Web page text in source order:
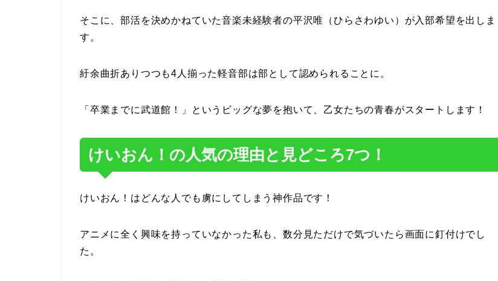
そこに、部活を決めかねていた音楽未経験者の平沢唯（ひらさわゆい）が入部希望を出しま
す。
紆余曲折ありつつも4人揃った軽音部は部として認められることに。
「卒業までに武道館！」というビッグな夢を抱いて、乙女たちの青春がスタートします！
けいおん！の人気の理由と見どころ7つ！
けいおん！はどんな人でも虜にしてしまう神作品です！
アニメに全く興味を持っていなかった私も、数分見ただけで気づいたら画面に釘付けでし
た。